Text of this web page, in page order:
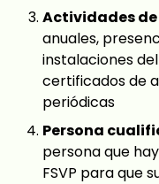
Actividades
anuales,
instalaciones
certificados de
periódicas
Persona
persona que
FSVP para que